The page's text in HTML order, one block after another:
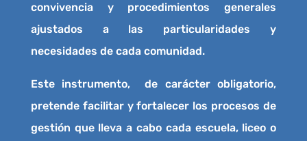
convivencia y procedimientos generales
ajustados a las particularidades y
necesidades de cada comunidad.
Este instrumento, de carácter obligatorio,
pretende facilitar y fortalecer los procesos de
gestión que lleva a cabo cada escuela, liceo o